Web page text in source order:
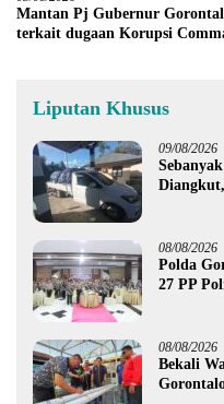
Mantan Pj Gubernur
terkait dugaan Korupsi
Liputan Khusus
09/08/2026
08/08/2026
Polda
27 PP
08/08/2026
Bekali